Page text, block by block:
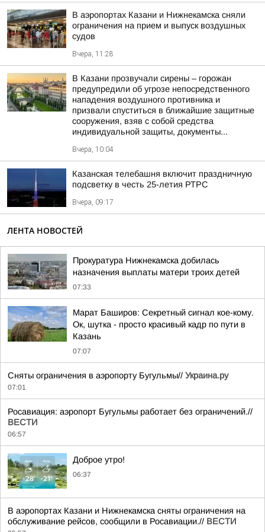
В аэропортах Казани и Нижнекамска сняли
ограничения на прием и выпуск воздушных
судов
Вчера, 11:28
В Казани прозвучали сирены – горожан
предупредили об угрозе непосредственного
нападения воздушного противника и
призвали спуститься в ближайшие защитные
сооружения, взяв с собой средства
индивидуальной защиты, документы...
Вчера, 10:04
Казанская телебашня включит праздничную
подсветку в честь 25-летия РТРС
Вчера, 09:17
ЛЕНТА НОВОСТЕЙ
Прокуратура Нижнекамска добилась
назначения выплаты матери троих детей
07:33
Марат Баширов: Секретный сигнал кое-кому.
Ок, шутка - просто красивый кадр по пути в
Казань
07:07
Сняты ограничения в аэропорту Бугульмы// Украина.ру
07:01
Росавиация: аэропорт Бугульмы работает без ограничений.//
ВЕСТИ
06:57
Доброе утро!
06:37
В аэропортах Казани и Нижнекамска сняты ограничения на
обслуживание рейсов, сообщили в Росавиации.// ВЕСТИ